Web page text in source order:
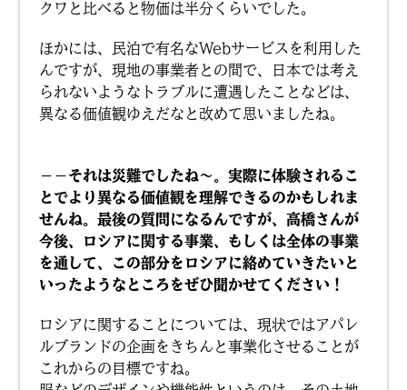
クワと比べると物価は半分くらいでした。
ほかには、民泊で有名なWebサービスを利用した
んですが、現地の事業者との間で、日本では考え
られないようなトラブルに遭遇したことなどは、
異なる価値観ゆえだなと改めて思いましたね。
－－それは災難でしたね～。実際に体験されるこ
とでより異なる価値観を理解できるのかもしれま
せんね。最後の質問になるんですが、高橋さんが
今後、ロシアに関する事業、もしくは全体の事業
を通して、この部分をロシアに絡めていきたいと
いったようなところをぜひ聞かせてください！
ロシアに関することについては、現状ではアパレ
ルブランドの企画をきちんと事業化させることが
これからの目標ですね。